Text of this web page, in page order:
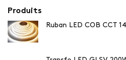
Produits
Ruban LED COB CCT